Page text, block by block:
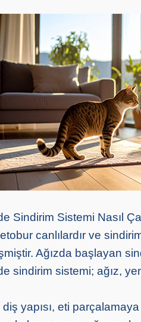
Sindirim Sistemi Nasıl
canlılardır ve
Ağızda başlayan
sindirim sistemi; ağız,
yapısı, eti